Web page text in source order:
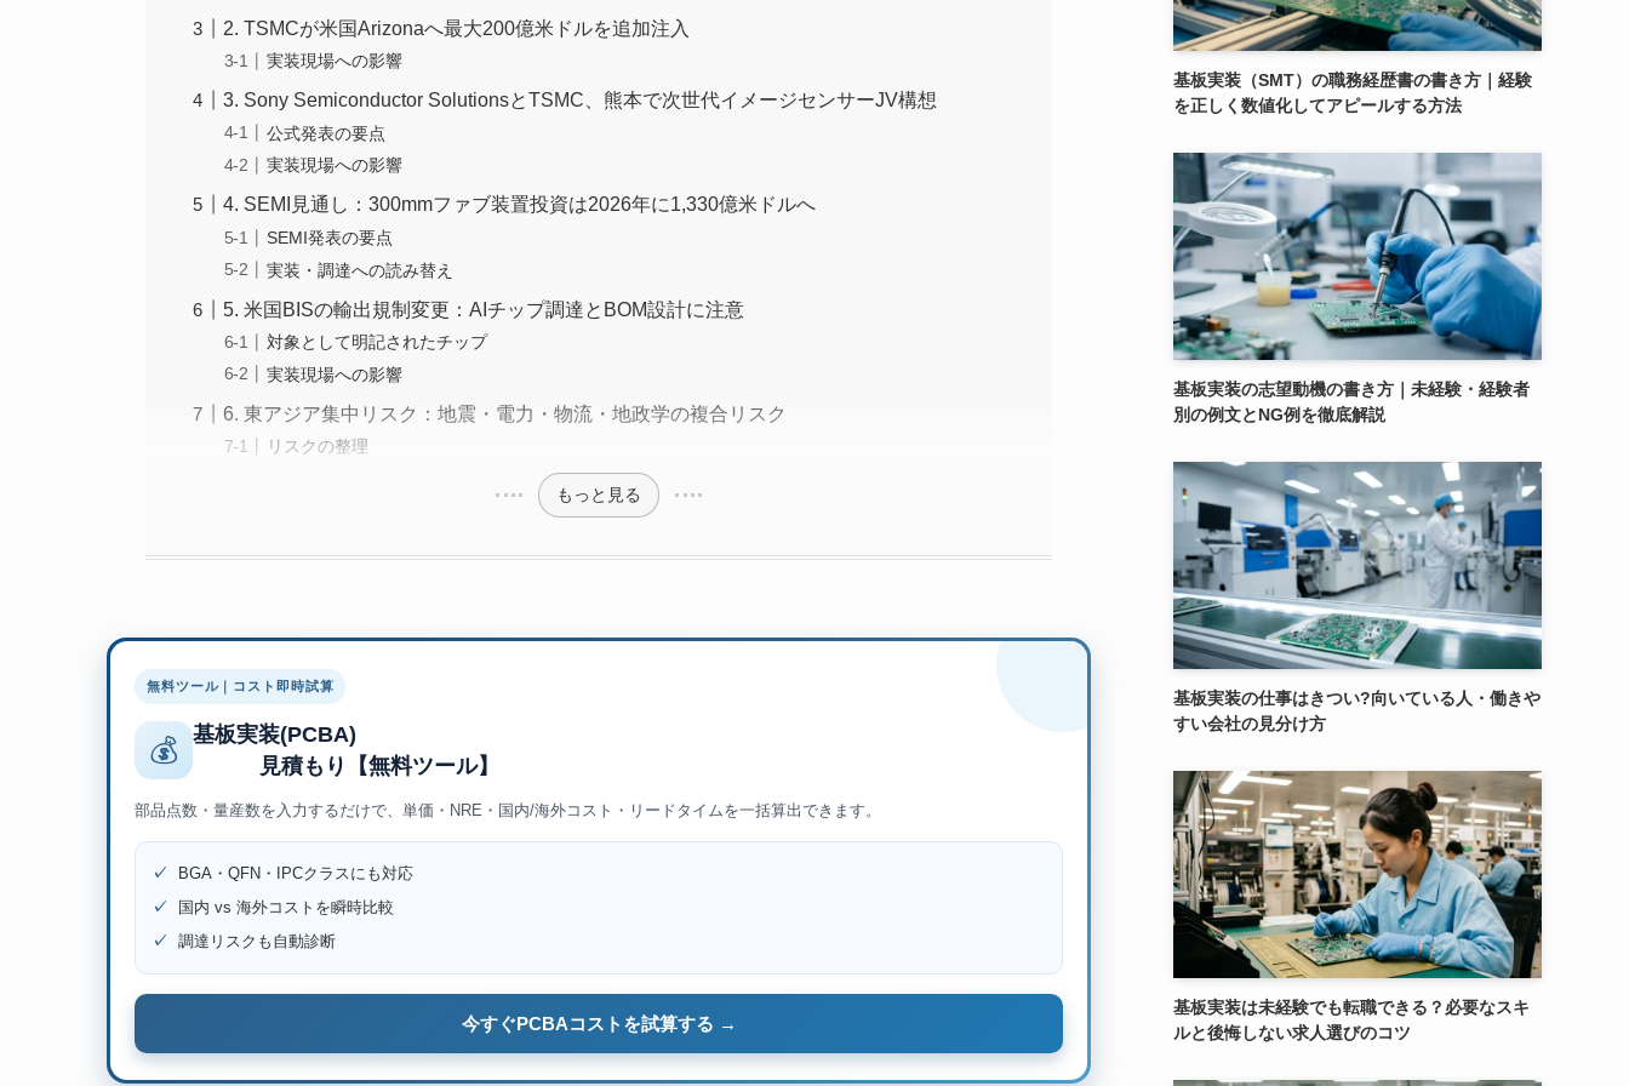
2. TSMCが米国Arizonaへ最大200億米ドルを追加注入
実装現場への影響
3. Sony Semiconductor SolutionsとTSMC、熊本で次世代イメージセンサーJV構想
公式発表の要点
実装現場への影響
4. SEMI見通し：300mmファブ装置投資は2026年に1,330億米ドルへ
SEMI発表の要点
実装・調達への読み替え
5. 米国BISの輸出規制変更：AIチップ調達とBOM設計に注意
対象として明記されたチップ
実装現場への影響
6. 東アジア集中リスク：地震・電力・物流・地政学の複合リスク
リスクの整理
もっと見る
無料ツール｜コスト即時試算
💰
基板実装(PCBA)
見積もり【無料ツール】
部品点数・量産数を入力するだけで、単価・NRE・国内/海外コスト・リードタイムを一括算出できます。
✓
BGA・QFN・IPCクラスにも対応
✓
国内 vs 海外コストを瞬時比較
✓
調達リスクも自動診断
今すぐPCBAコストを試算する →
基板実装（SMT）の職務経歴書の書き方｜経験
を正しく数値化してアピールする方法
基板実装の志望動機の書き方｜未経験・経験者
別の例文とNG例を徹底解説
基板実装の仕事はきつい?向いている人・働きや
すい会社の見分け方
基板実装は未経験でも転職できる？必要なスキ
ルと後悔しない求人選びのコツ